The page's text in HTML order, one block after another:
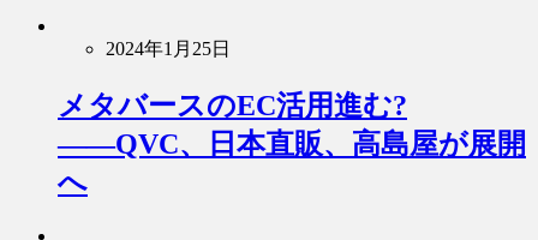
2024年1月25日
メタバースのEC活用進む?
――QVC、日本直販、高島屋が展開
へ